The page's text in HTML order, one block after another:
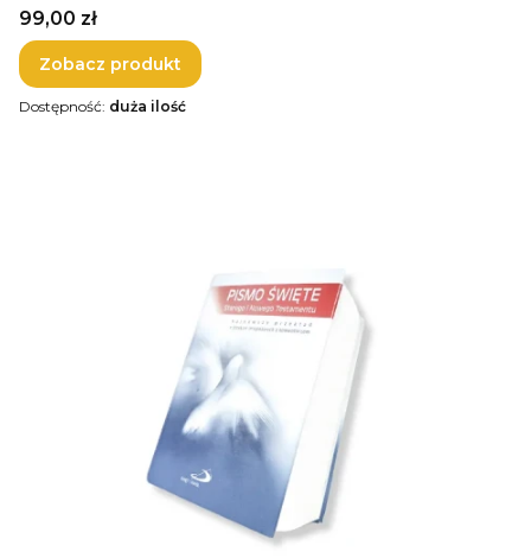
Cena
99,00 zł
Zobacz produkt
Dostępność: duża ilość